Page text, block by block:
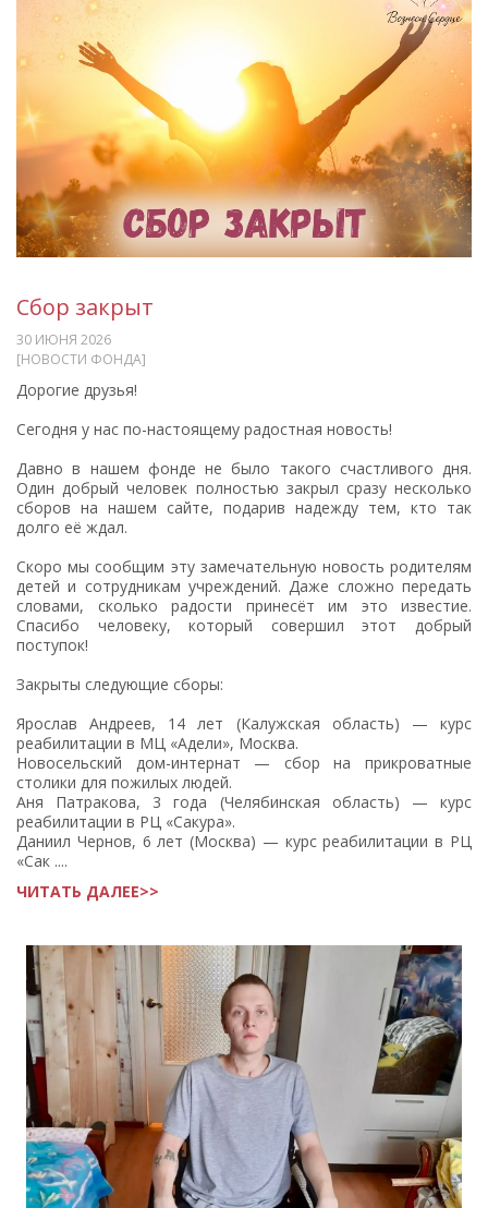
Сбор закрыт
30 ИЮНЯ 2026
[НОВОСТИ ФОНДА]
Дорогие друзья!
Сегодня у нас по-настоящему радостная новость!
Давно в нашем фонде не было такого счастливого дня.
Один добрый человек полностью закрыл сразу несколько
сборов на нашем сайте, подарив надежду тем, кто так
долго её ждал.
Скоро мы сообщим эту замечательную новость родителям
детей и сотрудникам учреждений. Даже сложно передать
словами, сколько радости принесёт им это известие.
Спасибо человеку, который совершил этот добрый
поступок!
Закрыты следующие сборы:
Ярослав Андреев, 14 лет (Калужская область) — курс
реабилитации в МЦ «Адели», Москва.
Новосельский дом-интернат — сбор на прикроватные
столики для пожилых людей.
Аня Патракова, 3 года (Челябинская область) — курс
реабилитации в РЦ «Сакура».
Даниил Чернов, 6 лет (Москва) — курс реабилитации в РЦ
«Сак ....
ЧИТАТЬ ДАЛЕЕ>>